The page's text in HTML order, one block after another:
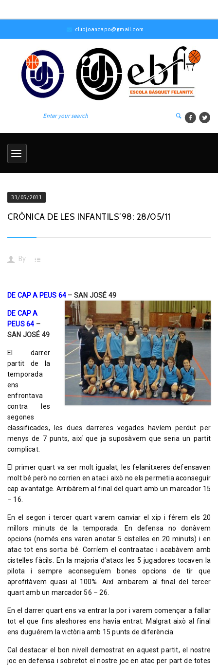
clubjoancapo@gmail.com
31/05/2011
CRÒNICA DE LES INFANTILS’98: 28/05/11
By
DE CAP A PEUS 64 – SAN JOSÉ 49
DE CAP A
PEUS 64 –
SAN JOSÉ 49
El darrer
partit de la
temporada
ens
enfrontava
contra les
segones
classificades, les dues darreres vegades havíem perdut per
menys de 7 punts, així que ja suposàvem que seria un partit
complicat.
El primer quart va ser molt igualat, les felanitxeres defensaven
molt bé però no corrien en atac i això no els permetia aconseguir
cap avantatge. Arribàrem al final del quart amb un marcador 15
– 16.
En el segon i tercer quart varem canviar el xip i férem els 20
millors minuts de la temporada. En defensa no donàvem
opcions (només ens varen anotar 5 cistelles en 20 minuts) i en
atac tot ens sortia bé. Corríem el contraatac i acabàvem amb
cistelles fàcils. En la majoria d’atacs les 5 jugadores tocaven la
pilota i sempre aconseguíem bones opcions de tir que
aprofitàvem quasi al 100%. Així arribarem al final del tercer
quart amb un marcador 56 – 26.
En el darrer quart ens va entrar la por i varem començar a fallar
tot el que fins aleshores ens havia entrat. Malgrat això al final
ens duguérem la victòria amb 15 punts de diferència.
Cal destacar el bon nivell demostrat en aquest partit, el nostre
joc en defensa i sobretot el nostre joc en atac per part de totes